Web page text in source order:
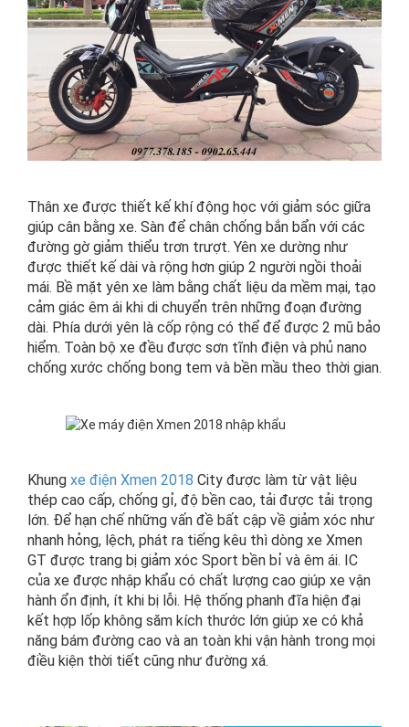
Thân xe được thiết kế khí động học với giảm sóc giữa
giúp cân bằng xe. Sàn để chân chống bắn bẩn với các
đường gờ giảm thiểu trơn trượt. Yên xe dường như
được thiết kế dài và rộng hơn giúp 2 người ngồi thoải
mái. Bề mặt yên xe làm bằng chất liệu da mềm mại, tạo
cảm giác êm ái khi di chuyển trên những đoạn đường
dài. Phía dưới yên là cốp rộng có thể để được 2 mũ bảo
hiểm. Toàn bộ xe đều được sơn tĩnh điện và phủ nano
chống xước chống bong tem và bền mầu theo thời gian.
Khung xe điện Xmen 2018 City được làm từ vật liệu
thép cao cấp, chống gỉ, độ bền cao, tải được tải trọng
lớn. Để hạn chế những vấn đề bất cập về giảm xóc như
nhanh hỏng, lệch, phát ra tiếng kêu thì dòng xe Xmen
GT được trang bị giảm xóc Sport bền bỉ và êm ái. IC
của xe được nhập khẩu có chất lượng cao giúp xe vận
hành ổn định, ít khi bị lỗi. Hệ thống phanh đĩa hiện đại
kết hợp lốp không săm kích thước lớn giúp xe có khả
năng bám đường cao và an toàn khi vận hành trong mọi
điều kiện thời tiết cũng như đường xá.